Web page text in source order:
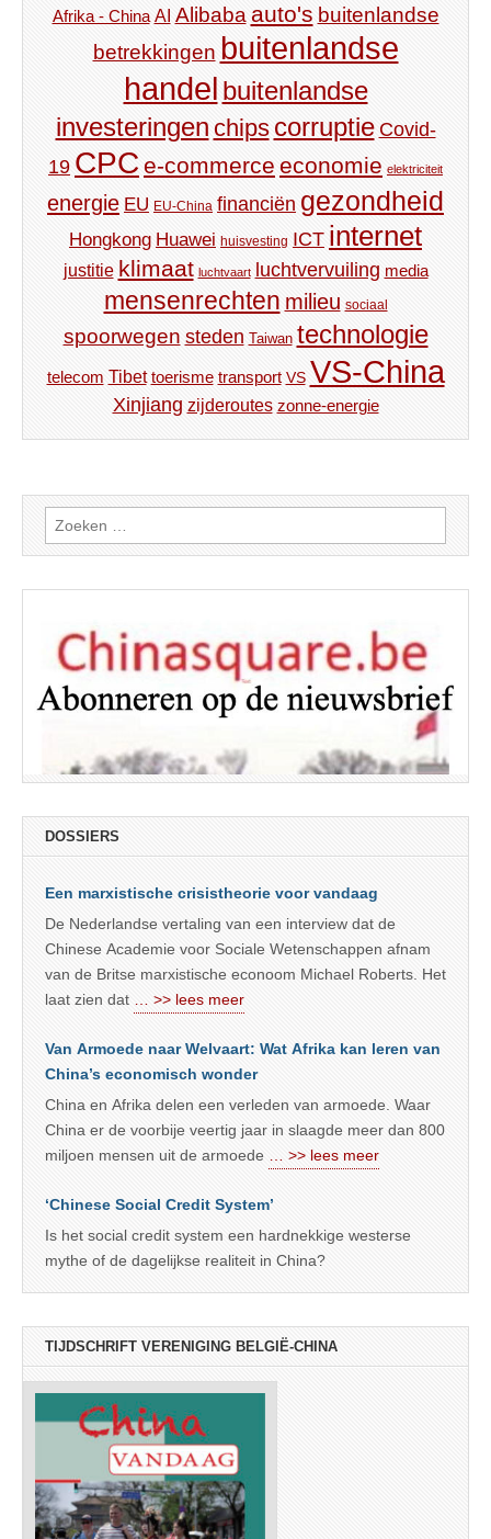
Afrika - China AI Alibaba auto's buitenlandse
betrekkingen buitenlandse
handel buitenlandse
investeringen chips corruptie Covid-
19 CPC e-commerce economie elektriciteit
energie EU EU-China financiën gezondheid
Hongkong Huawei huisvesting ICT internet
justitie klimaat luchtvaart luchtvervuiling media
mensenrechten milieu sociaal
spoorwegen steden Taiwan technologie
telecom Tibet toerisme transport VS VS-China
Xinjiang zijderoutes zonne-energie
Zoeken
naar:
DOSSIERS
Een marxistische crisistheorie voor vandaag
De Nederlandse vertaling van een interview dat de
Chinese Academie voor Sociale Wetenschappen afnam
van de Britse marxistische econoom Michael Roberts. Het
laat zien dat
… >> lees meer
Van Armoede naar Welvaart: Wat Afrika kan leren van
China’s economisch wonder
China en Afrika delen een verleden van armoede. Waar
China er de voorbije veertig jaar in slaagde meer dan 800
miljoen mensen uit de armoede
… >> lees meer
‘Chinese Social Credit System’
Is het social credit system een hardnekkige westerse
mythe of de dagelijkse realiteit in China?
TIJDSCHRIFT VERENIGING BELGIË-CHINA